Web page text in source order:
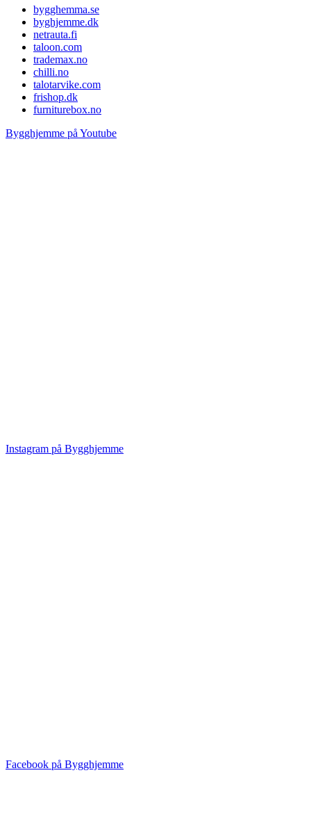
bygghemma.se
byghjemme.dk
netrauta.fi
taloon.com
trademax.no
chilli.no
talotarvike.com
frishop.dk
furniturebox.no
Bygghjemme på Youtube
Instagram på Bygghjemme
Facebook på Bygghjemme